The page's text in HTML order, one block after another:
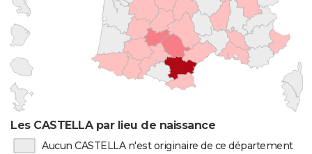
Les CASTELLA par lieu de naissance
Aucun CASTELLA n'est originaire de ce département